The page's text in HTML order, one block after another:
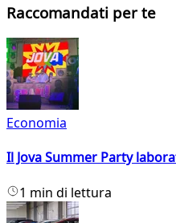
Raccomandati per te
Economia
Il Jova Summer Party
1 min di lettura